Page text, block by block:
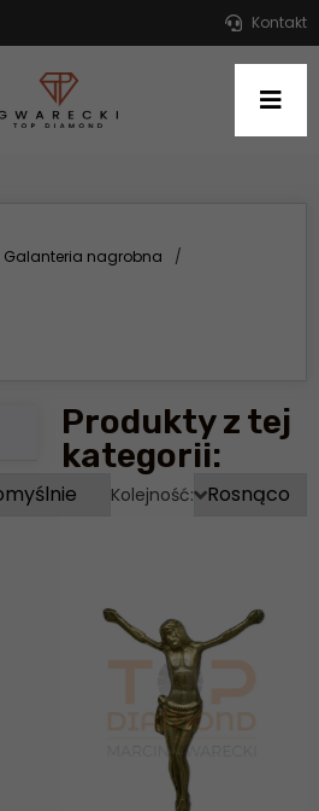
Kontakt
Galanteria nagrobna
/
Produkty z tej
kategorii:
Kolejność: